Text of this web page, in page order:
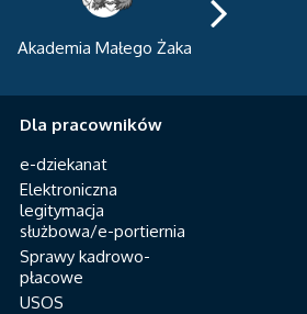
Centrum Sportowo-
Dla pracowników
e-dziekanat
Elektroniczna
legitymacja
służbowa/e-portiernia
Sprawy kadrowo-
płacowe
USOS